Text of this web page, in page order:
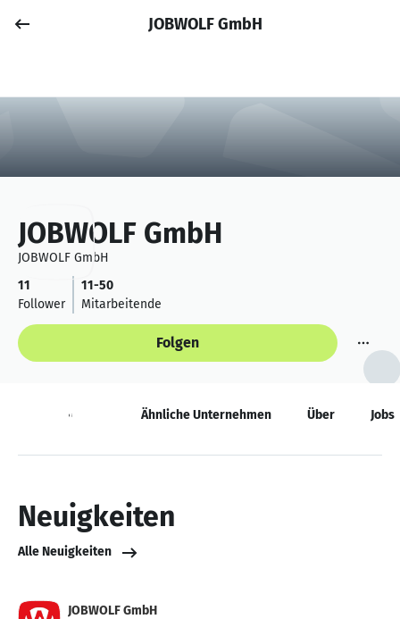
Anmelden
JOBWOLF GmbH
JOBWOLF GmbH
JOBWOLF GmbH
11
Follower
11-50
Mitarbeitende
Folgen
Neuigkeiten Ähnliche Unternehmen Über Jobs
Neuigkeiten
Alle Neuigkeiten
JOBWOLF GmbH